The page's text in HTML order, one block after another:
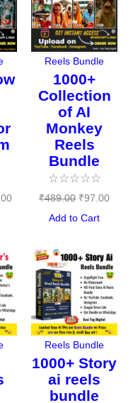
is:
₹149.00.
Reels Bundle
1000+
Collection
of AI
Monkey
Reels
Bundle
☆☆☆☆☆
₹489.00
was:
₹489.00.
₹97.00
is:
Add to Cart
Current
price
is:
₹95.00.
Reels Bundle
1000+ Story
ai reels
bundle
Original
price
was:
₹497.00.
price
is: